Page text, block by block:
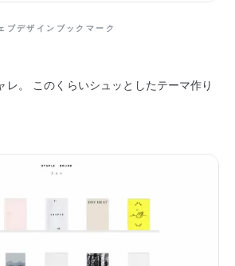
ブデザインブックマーク
レ。 このくらいシュッとしたテーマ作り